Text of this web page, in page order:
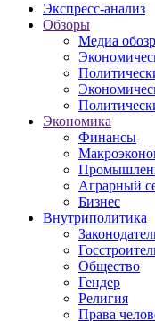
Экспресс-анализ
Обзоры
Медиа
Экономика
Финансы
Аграрный
Бизнес
Внутриполитика
Общество
Гендер
Религия
Права